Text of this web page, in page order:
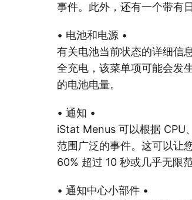
事件。此外，还有一个带有
• 电池和电源 •
有关电池当前状态的详细信
全充电，该菜单项可能会发
的电池电量。
• 通知 •
iStat Menus 可以根据 CPU
范围广泛的事件。这可以让
60% 超过 10 秒或几乎无限
• 通知中心小部件 •